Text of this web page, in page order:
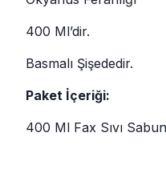
400 Ml’dir.
Basmalı Şişededir.
Paket İçeriği:
400 Ml Fax Sıvı